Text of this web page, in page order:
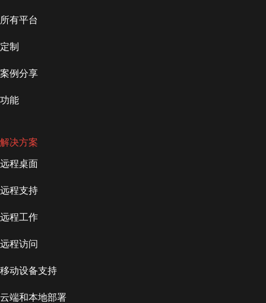
所有平台
定制
案例分享
功能
解决方案
远程桌面
远程支持
远程工作
远程访问
移动设备支持
云端和本地部署